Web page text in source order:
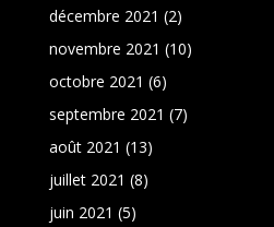
décembre 2021 (2)
novembre 2021 (10)
octobre 2021 (6)
septembre 2021 (7)
août 2021 (13)
juillet 2021 (8)
juin 2021 (5)